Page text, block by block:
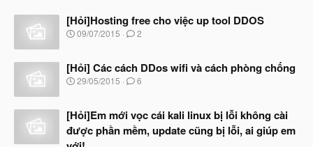
[Hỏi]Hosting free cho việc up tool DDOS
N
y
b
ắ
đ
ầ
u
09/07/2015 2
[Hỏi] Các cách DDos wifi và cách phòng chống
N
y
ắ
29/05/2015 6
[Hỏi]Em mới vọc cái kali linux bị lỗi không cài
được phần mềm, update cũng bị lỗi, ai giúp em